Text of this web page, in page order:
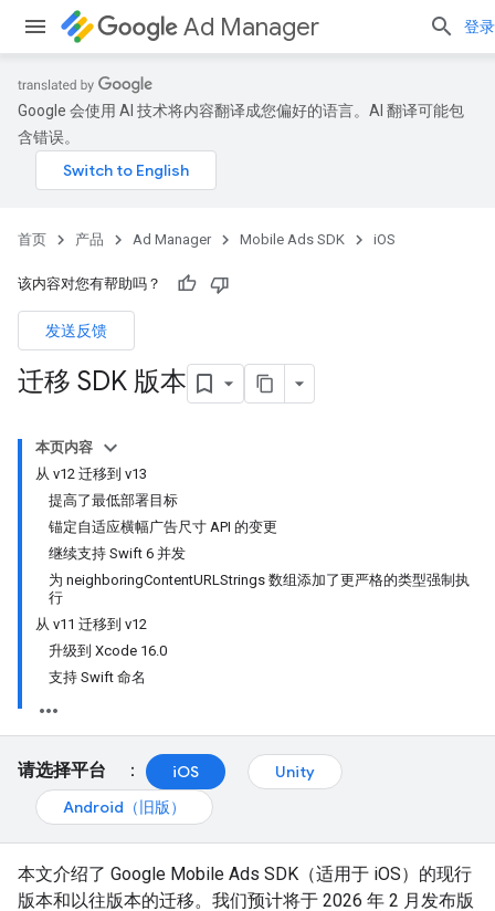
Ad Manager 登录
Google 会使用 AI 技术将内容翻译成您偏好的语言。AI 翻译可能包
含错误。
首页 产品 Ad Manager Mobile Ads SDK iOS
该内容对您有帮助吗？
发送反馈
迁移 SDK 版本
本页内容
从 v12 迁移到 v13
提高了最低部署目标
锚定自适应横幅广告尺寸 API 的变更
继续支持 Swift 6 并发
为 neighboringContentURLStrings 数组添加了更严格的类型强制执
行
从 v11 迁移到 v12
升级到 Xcode 16.0
支持 Swift 命名
请选择平台 ： iOS
Unity
Android（旧版）
本文介绍了 Google Mobile Ads SDK （适用于 iOS）的现行
版本和以往版本的迁移。我们预计将于 2026 年 2 月发布版